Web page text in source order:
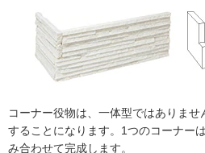
コーナー役物は、一体型ではありま
することになります。1つのコーナー
み合わせて完成します。